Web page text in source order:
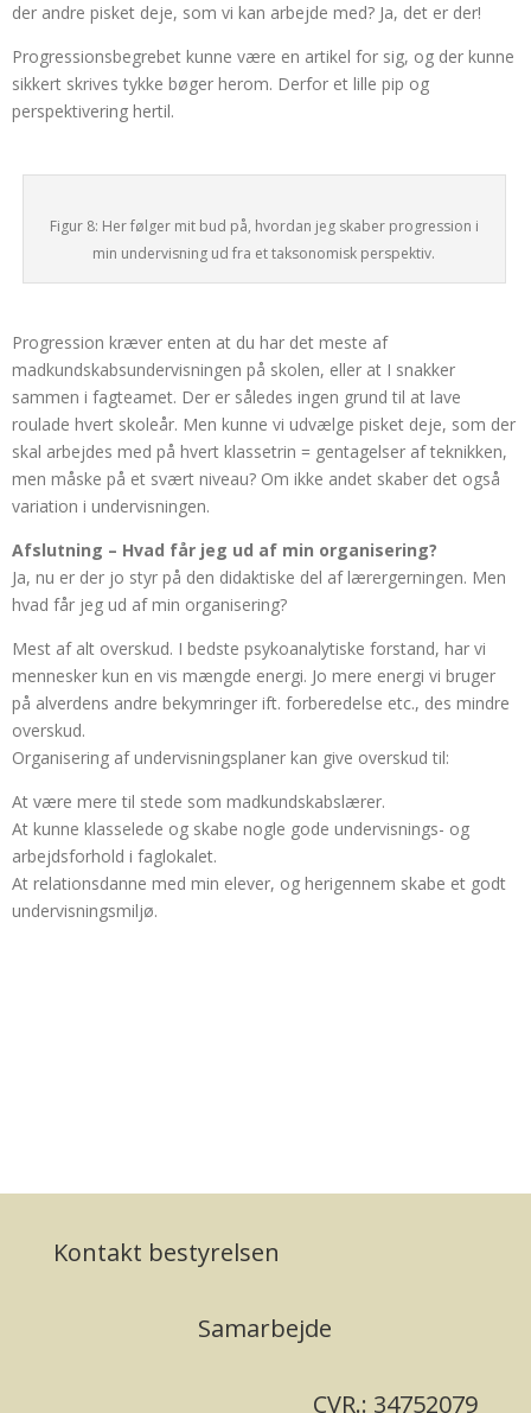
der andre pisket deje, som vi kan arbejde med? Ja, det er der!
Progressionsbegrebet kunne være en artikel for sig, og der kunne
sikkert skrives tykke bøger herom. Derfor et lille pip og
perspektivering hertil.
Figur 8: Her følger mit bud på, hvordan jeg skaber progression i
min undervisning ud fra et taksonomisk perspektiv.
Progression kræver enten at du har det meste af
madkundskabsundervisningen på skolen, eller at I snakker
sammen i fagteamet. Der er således ingen grund til at lave
roulade hvert skoleår. Men kunne vi udvælge pisket deje, som der
skal arbejdes med på hvert klassetrin = gentagelser af teknikken,
men måske på et svært niveau? Om ikke andet skaber det også
variation i undervisningen.
Afslutning – Hvad får jeg ud af min organisering?
Ja, nu er der jo styr på den didaktiske del af lærergerningen. Men
hvad får jeg ud af min organisering?
Mest af alt overskud. I bedste psykoanalytiske forstand, har vi
mennesker kun en vis mængde energi. Jo mere energi vi bruger
på alverdens andre bekymringer ift. forberedelse etc., des mindre
overskud.
Organisering af undervisningsplaner kan give overskud til:
At være mere til stede som madkundskabslærer.
At kunne klasselede og skabe nogle gode undervisnings- og
arbejdsforhold i faglokalet.
At relationsdanne med min elever, og herigennem skabe et godt
undervisningsmiljø.
Kontakt bestyrelsen
Samarbejde
CVR.: 34752079